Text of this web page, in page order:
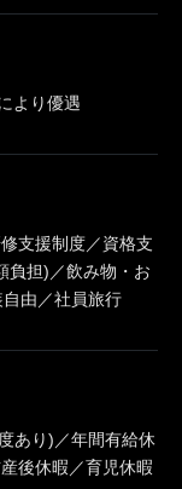
より優遇
支援制度／資格支
負担)／飲み物・お
由／社員旅行
あり)／年間有給休
後休暇／育児休暇